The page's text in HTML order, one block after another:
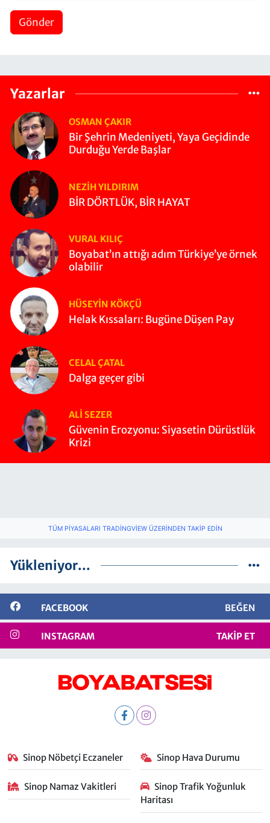
Gönder
Yazarlar
OSMAN ÇAKIR
Bir Şehrin Medeniyeti, Yaya Geçidinde
Durduğu Yerde Başlar
NEZIH YILDIRIM
BİR DÖRTLÜK, BİR HAYAT
VURAL KILIÇ
Boyabat’ın attığı adım Türkiye’ye örnek
olabilir
HÜSEYIN KÖKÇÜ
Helak Kıssaları: Bugüne Düşen Pay
CELAL ÇATAL
Dalga geçer gibi
ALI SEZER
Güvenin Erozyonu: Siyasetin Dürüstlük
Krizi
TÜM PIYASALARI TRADINGVIEW ÜZERINDEN TAKIP EDIN
Yükleniyor...
FACEBOOK BEĞEN
INSTAGRAM TAKIP ET
Sinop Nöbetçi Eczaneler Sinop Hava Durumu
Sinop Namaz Vakitleri
Sinop Trafik Yoğunluk
Haritası